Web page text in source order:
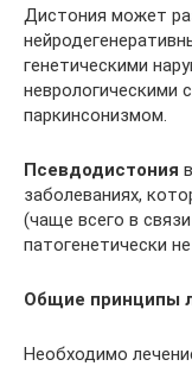
Дистония может
генетическими
неврологическими
паркинсонизмом.
Псевдодистония
заболеваниях,
(чаще всего в
патогенетически
Общие принципы
Необходимо